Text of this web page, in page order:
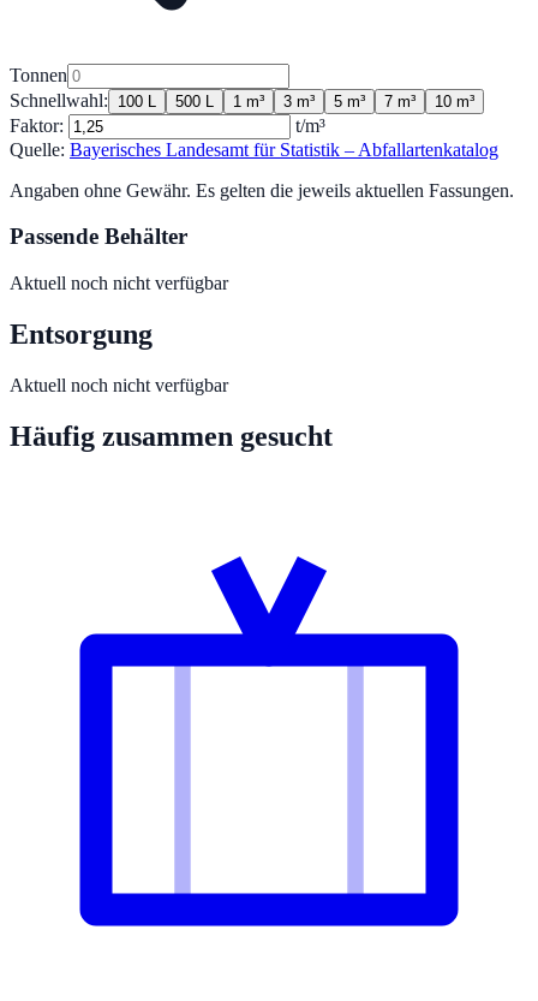
Tonnen
Schnellwahl:
100 L 500 L 1 m³ 3 m³ 5 m³ 7 m³ 10 m³
Faktor:
t/m³
Quelle: Bayerisches Landesamt für Statistik – Abfallartenkatalog
Angaben ohne Gewähr. Es gelten die jeweils aktuellen Fassungen.
Passende Behälter
Aktuell noch nicht verfügbar
Entsorgung
Aktuell noch nicht verfügbar
Häufig zusammen gesucht